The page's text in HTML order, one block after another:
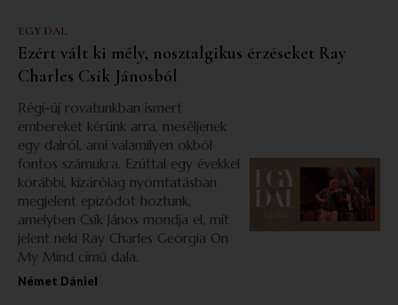
EGY DAL
Ezért vált ki mély, nosztalgikus érzéseket Ray
Charles Csík Jánosból
Régi-új rovatunkban ismert
embereket kérünk arra, meséljenek
egy dalról, ami valamilyen okból
fontos számukra. Ezúttal egy évekkel
korábbi, kizárólag nyomtatásban
megjelent epizódot hoztunk,
amelyben Csík János mondja el, mit
jelent neki Ray Charles Georgia On
My Mind című dala.
Német Dániel